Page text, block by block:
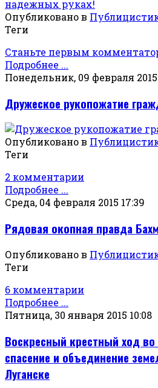
Опубликовано в
Теги
Станьте первым
Подробнее ...
Понедельник, 09 февраля 2015
Дружеское рукопожатие
Опубликовано в
Теги
2 комментарии
Подробнее ...
Среда, 04 февраля 2015 17:39
Рядовая окопная правда
Опубликовано в
Теги
6 комментарии
Подробнее ...
Пятница, 30 января 2015 10:08
Воскресный крестный ход
спасение и объединение
Луганске